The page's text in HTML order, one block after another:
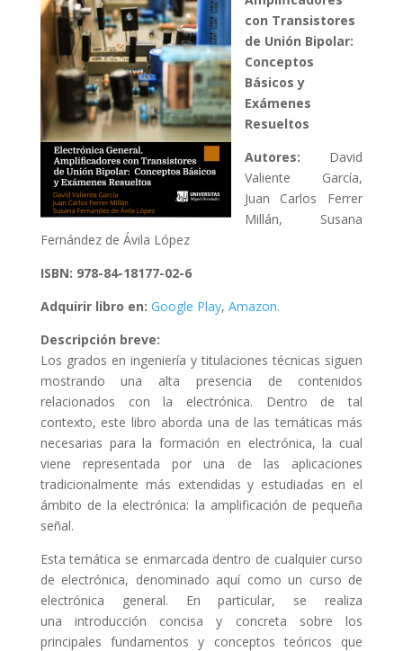
con Transistores
de Unión Bipolar:
Conceptos
Básicos y
Exámenes
Resueltos
Autores: David
Valiente García,
Juan Carlos Ferrer
Millán, Susana
Fernández de Ávila López
ISBN: 978-84-18177-02-6
Adquirir libro en: Google Play, Amazon.
Descripción breve:
Los grados en ingeniería y titulaciones técnicas siguen
mostrando una alta presencia de contenidos
relacionados con la electrónica. Dentro de tal
contexto, este libro aborda una de las temáticas más
necesarias para la formación en electrónica, la cual
viene representada por una de las aplicaciones
tradicionalmente más extendidas y estudiadas en el
ámbito de la electrónica: la amplificación de pequeña
señal.
Esta temática se enmarcada dentro de cualquier curso
de electrónica, denominado aquí como un curso de
electrónica general. En particular, se realiza
una introducción concisa y concreta sobre los
principales fundamentos y conceptos teóricos que